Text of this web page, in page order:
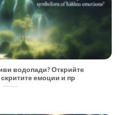
водопади? Открийте
емоции и пр